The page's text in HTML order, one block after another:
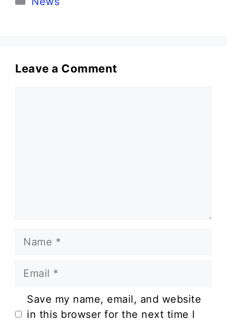
Leave a Comment
Name
Email
Website
Save my name, email, and website
in this browser for the next time I